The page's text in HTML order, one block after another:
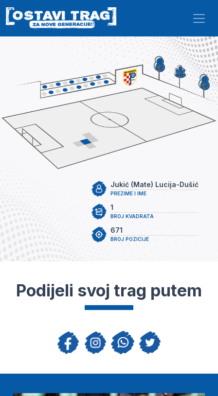
Skip to main content
PREZIME I IME
Jukić (Mate) Lucija-Dušić
BROJ KVADRATA
1
BROJ POZICIJE
671
Podijeli svoj trag putem